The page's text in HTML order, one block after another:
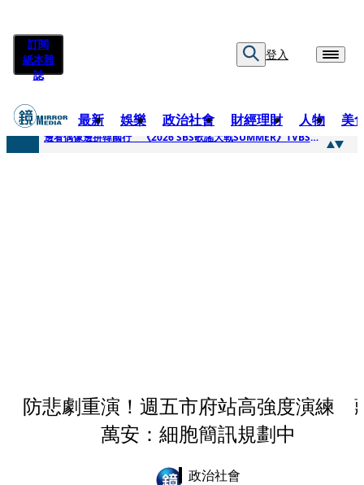
訂閱
紙本雜
誌
登入
最新 娛樂 政治社會 財經理財 人物 美
快訊
邊看偶像邊拚韓國行 《2026 SBS歌謠大戰SUMMER》TVBS直播祭追星福利
防悲劇重演！週五市府站高強度演練
萬安：細胞簡訊規劃中
政治社會